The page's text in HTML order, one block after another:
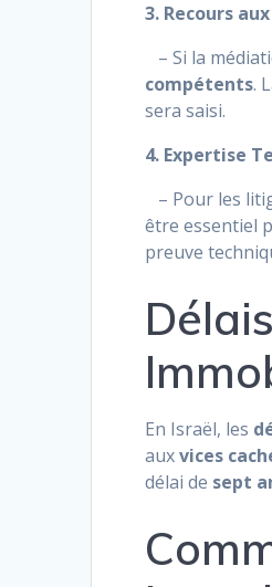
3. Recours
– Si la
compétents.
sera saisi.
4. Expertise
– Pour les
être essentiel
preuve
En Israël, les
auxvices
délai de sept